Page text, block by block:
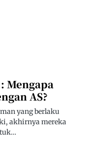
Mengapa
AS?
yang berlaku
akhirnya mereka